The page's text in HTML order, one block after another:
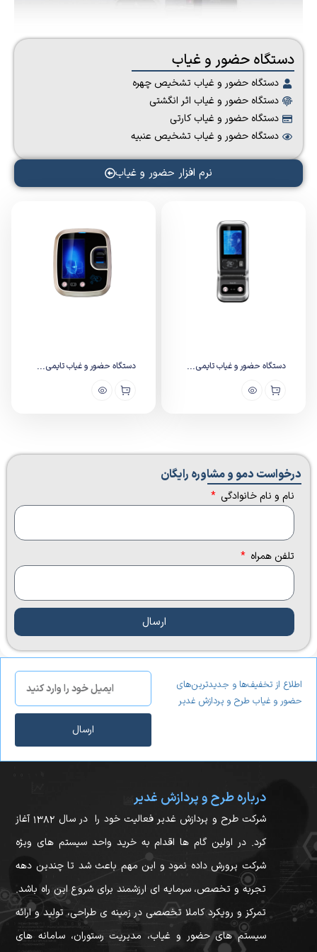
دستگاه حضور و غیاب
دستگاه حضور و غیاب تشخیص چهره
دستگاه حضور و غیاب اثر انگشتی
دستگاه حضور و غیاب کارتی
دستگاه حضور و غیاب تشخیص عنبیه
نرم افزار حضور و غیاب
دستگاه حضور و غیاب تایمی... دستگاه حضور و غیاب تایمی...
درخواست دمو و مشاوره رایگان​
نام و نام خانوادگی
تلفن همراه
ارسال
اطلاع از تخفیف‌ها و جدیدترین‌های
حضور و غیاب طرح و پردازش غدیر
ارسال
درباره طرح و پردازش غدیر
شرکت طرح و پردازش غدیر فعالیت خود را در سال ۱۳۸۲ آغاز
کرد. در اولین گام ها اقدام به خرید واحد سیستم های ویژه
شرکت پرورش داده نمود و این مهم باعث شد تا چندین دهه
تجربه و تخصص، سرمایه ای ارزشمند برای شروع این راه باشد.
تمرکز و رویکرد کاملا تخصصی در زمینه ی طراحی، تولید و ارائه
سیستم های حضور و غیاب، مدیریت رستوران، سامانه های